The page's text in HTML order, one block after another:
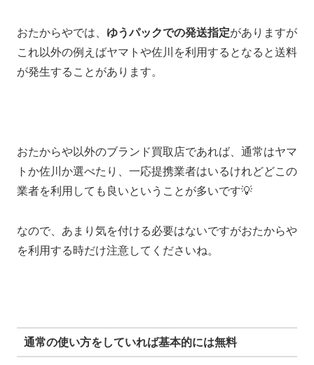
おたからやでは、 ゆうパックでの発送指定がありますが
これ以外の例えばヤマトや佐川を利用するとなると送料
が発生することがあります。
おたからや以外のブランド買取店であれば、通常はヤマ
トか佐川か選べたり、一応提携業者はいるけれどどこの
業者を利用しても良いということが多いです💡
なので、あまり気を付ける必要はないですがおたからや
を利用する時だけ注意してくださいね。
通常の使い方をしていれば基本的には無料